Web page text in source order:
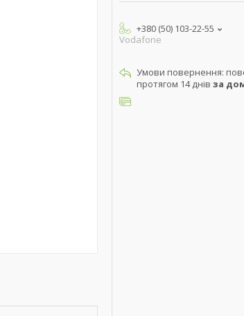
+380 (50) 103-22-55
Vodafone
протягом 14 днів за